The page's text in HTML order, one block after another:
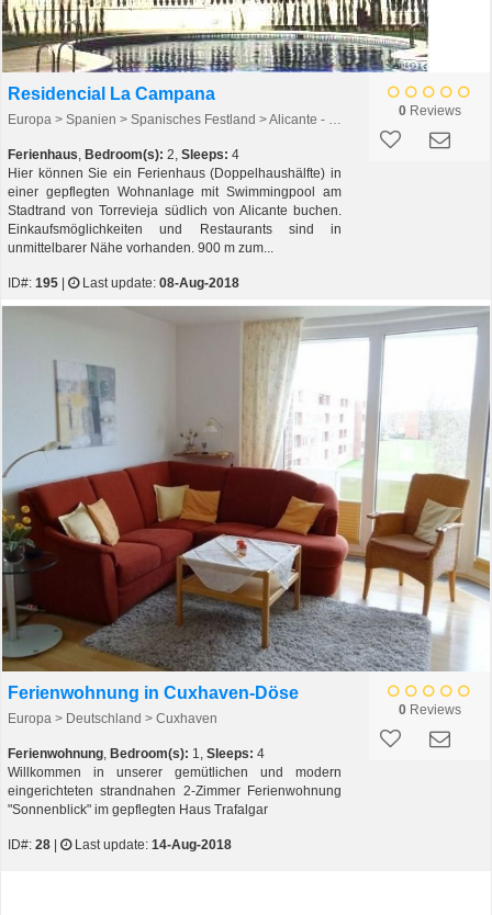
Residencial La Campana
Europa > Spanien > Spanisches Festland > Alicante - Costa Blanca > Orihuela Costa > Orihuela Costa
Ferienhaus, Bedroom(s): 2, Sleeps: 4
Hier können Sie ein Ferienhaus (Doppelhaushälfte) in
einer gepflegten Wohnanlage mit Swimmingpool am
Stadtrand von Torrevieja südlich von Alicante buchen.
Einkaufsmöglichkeiten und Restaurants sind in
unmittelbarer Nähe vorhanden. 900 m zum...
ID#: 195 Last update: 08-Aug-2018
0Reviews
Ferienwohnung in Cuxhaven-Döse
Europa > Deutschland > Cuxhaven
Ferienwohnung, Bedroom(s): 1, Sleeps: 4
Willkommen in unserer gemütlichen und modern
eingerichteten strandnahen 2-Zimmer Ferienwohnung
"Sonnenblick" im gepflegten Haus Trafalgar
ID#: 28 Last update: 14-Aug-2018
0Reviews